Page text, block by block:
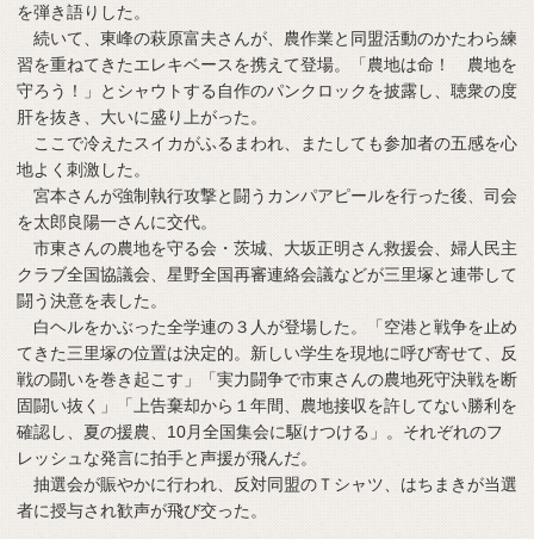
を弾き語りした。
続いて、東峰の萩原富夫さんが、農作業と同盟活動のかたわら練
習を重ねてきたエレキベースを携えて登場。「農地は命！ 農地を
守ろう！」とシャウトする自作のパンクロックを披露し、聴衆の度
肝を抜き、大いに盛り上がった。
ここで冷えたスイカがふるまわれ、またしても参加者の五感を心
地よく刺激した。
宮本さんが強制執行攻撃と闘うカンパアピールを行った後、司会
を太郎良陽一さんに交代。
市東さんの農地を守る会・茨城、大坂正明さん救援会、婦人民主
クラブ全国協議会、星野全国再審連絡会議などが三里塚と連帯して
闘う決意を表した。
白ヘルをかぶった全学連の３人が登場した。「空港と戦争を止め
てきた三里塚の位置は決定的。新しい学生を現地に呼び寄せて、反
戦の闘いを巻き起こす」「実力闘争で市東さんの農地死守決戦を断
固闘い抜く」「上告棄却から１年間、農地接収を許してない勝利を
確認し、夏の援農、10月全国集会に駆けつける」。それぞれのフ
レッシュな発言に拍手と声援が飛んだ。
抽選会が賑やかに行われ、反対同盟のＴシャツ、はちまきが当選
者に授与され歓声が飛び交った。